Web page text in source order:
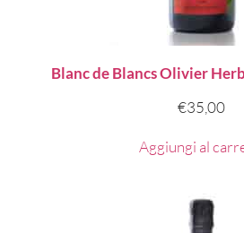
Blanc de Blancs Olivier
€35,00
Aggiungi al